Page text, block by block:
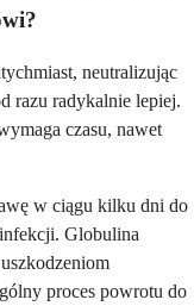
neutralizując
razu radykalnie lepiej.
czasu, nawet
w ciągu kilku dni do
Globulina
proces powrotu do